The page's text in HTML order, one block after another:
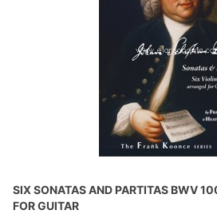
SIX SONATAS AND PARTITAS BWV
FOR GUITAR